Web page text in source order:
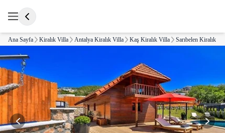
Ana Sayfa Kiralık Villa Antalya Kiralık Villa Kaş Kiralık Villa Sarıbelen Kiralık